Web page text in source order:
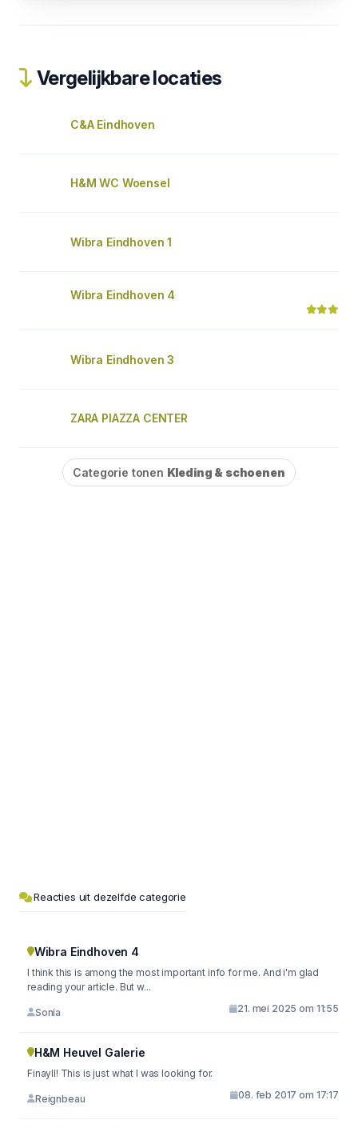
Vergelijkbare locaties
C&A Eindhoven
H&M WC Woensel
Wibra Eindhoven 1
Wibra Eindhoven 4
Wibra Eindhoven 3
ZARA PIAZZA CENTER
Categorie tonen Kleding & schoenen
Reacties uit dezelfde categorie
Wibra Eindhoven 4
I think this is among the most important info for me. And i'm glad
reading your article. But w...
Sonia 21. mei 2025 om 11:55
H&M Heuvel Galerie
Finayll! This is just what I was looking for.
Reignbeau 08. feb 2017 om 17:17